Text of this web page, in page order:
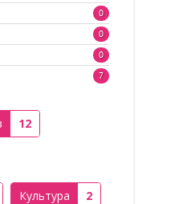
0
0
0
7
12
Культура 2